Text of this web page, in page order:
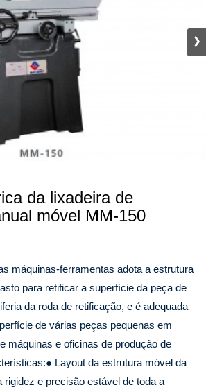
da lixadeira de
móvel MM-150
máquinas-ferramentas adota a estrutura
para retificar a superfície da peça de
da roda de retificação, e é adequada
de várias peças pequenas em
máquinas e oficinas de produção de
● Layout da estrutura móvel da
rigidez e precisão estável de toda a